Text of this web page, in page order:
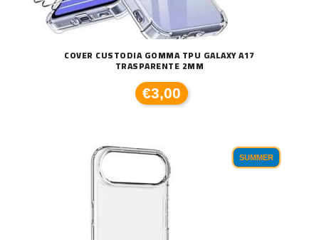
COVER CUSTODIA GOMMA TPU GALAXY A17
TRASPARENTE 2MM
€3,00
SUMMER